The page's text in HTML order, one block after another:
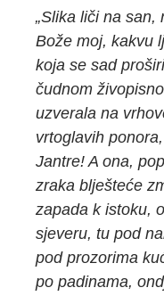
„Slika liči na san,
Bože moj, kakvu
koja se sad proš
čudnomživopisno
uzverala na
vrtoglavih
Jantre! A ona,
zraka blješteće
zapada k istoku,
sjeveru, tu pod
pod prozorima ku
po padinama,